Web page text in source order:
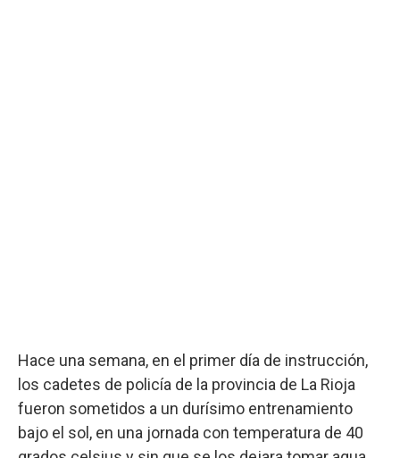
Hace una semana, en el primer día de instrucción,
los cadetes de policía de la provincia de La Rioja
fueron sometidos a un durísimo entrenamiento
bajo el sol, en una jornada con temperatura de 40